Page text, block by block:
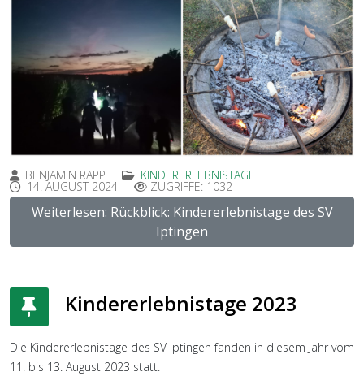
BENJAMIN RAPP KINDERERLEBNISTAGE
14. AUGUST 2024 ZUGRIFFE: 1032
Weiterlesen: Rückblick: Kindererlebnistage des SV
Iptingen
Kindererlebnistage 2023
Die Kindererlebnistage des SV Iptingen fanden in diesem Jahr vom
11. bis 13. August 2023 statt.